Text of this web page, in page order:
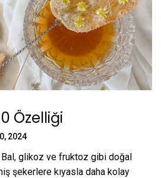
Özelliği
2024
Bal, glikoz ve fruktoz gibi doğal
şekerlere kıyasla daha kolay